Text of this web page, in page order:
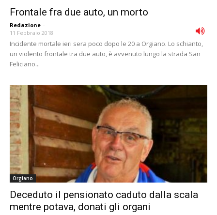
Frontale fra due auto, un morto
Redazione -
11 Febbraio 2018
Incidente mortale ieri sera poco dopo le 20 a Orgiano. Lo schianto,
un violento frontale tra due auto, è avvenuto lungo la strada San
Feliciano...
Orgiano
Deceduto il pensionato caduto dalla scala
mentre potava, donati gli organi